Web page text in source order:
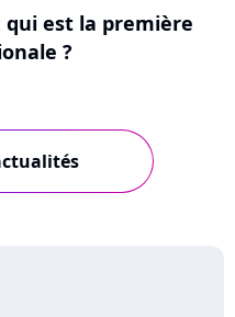
qui est la première
?